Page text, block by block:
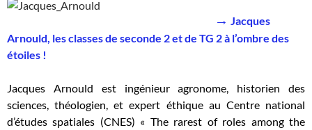
→ Jacques
Arnould, les classes de seconde 2 et de TG 2 à l’ombre des
étoiles !
Jacques Arnould est ingénieur agronome, historien des
sciences, théologien, et expert éthique au Centre national
d’études spatiales (CNES) « The rarest of roles among the